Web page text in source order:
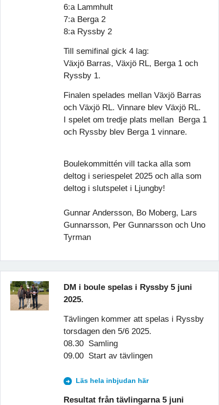
6:a Lammhult
7:a Berga 2
8:a Ryssby 2
Till semifinal gick 4 lag:
Växjö Barras, Växjö RL, Berga 1 och
Ryssby 1.
Finalen spelades mellan Växjö Barras
och Växjö RL. Vinnare blev Växjö RL.
I spelet om tredje plats mellan Berga 1
och Ryssby blev Berga 1 vinnare.
Boulekommittén vill tacka alla som
deltog i seriespelet 2025 och alla som
deltog i slutspelet i Ljungby!
Gunnar Andersson, Bo Moberg, Lars
Gunnarsson, Per Gunnarsson och Uno
Tyrman
DM i boule spelas i Ryssby 5 juni
2025.
Tävlingen kommer att spelas i Ryssby
torsdagen den 5/6 2025.
08.30 Samling
09.00 Start av tävlingen
Läs hela inbjudan här
Resultat från tävlingarna 5 juni